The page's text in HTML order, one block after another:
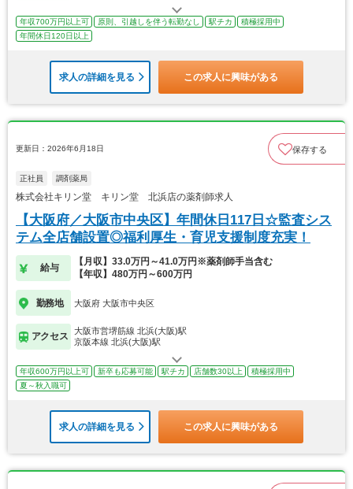
年収700万円以上可 原則、引越しを伴う転勤なし 駅チカ
積極採用中
年間休日120日以上
求人の詳細を見る この求人に興味がある
更新日：2026年6月18日 保存する
正社員 調剤薬局
株式会社キリン堂 キリン堂 北浜店の薬剤師求人
【大阪府／大阪市中央区】年間休日117日☆監査シス
テム全店舗設置◎福利厚生・育児支援制度充実！
給与
【月収】33.0万円～41.0万円※薬剤師手当含む
【年収】480万円～600万円
勤務地 大阪府 大阪市中央区
アクセス
大阪市営堺筋線 北浜(大阪)駅
京阪本線 北浜(大阪)駅
年収600万円以上可 新卒も応募可能 駅チカ 店舗数30以上
積極採用中
夏～秋入職可
求人の詳細を見る この求人に興味がある